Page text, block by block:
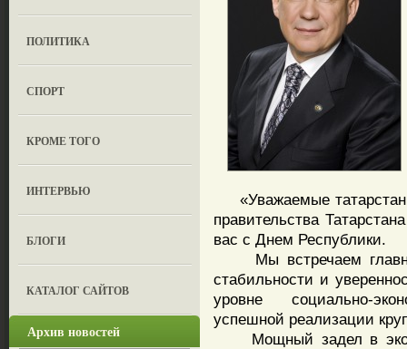
ПОЛИТИКА
СПОРТ
КРОМЕ ТОГО
ИНТЕРВЬЮ
БЛОГИ
КАТАЛОГ САЙТОВ
Архив новостей
«Уважаемые
правительства
вас с Днем Республики.
Мы встречаем
стабильности и
уровне социально-
успешной реализации
Мощный задел в